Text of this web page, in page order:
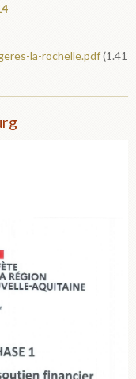
la-rochelle.pdf(1.41